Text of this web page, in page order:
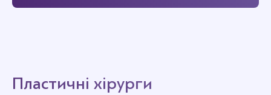
Пластичні хірурги